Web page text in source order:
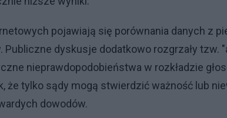
pojawiają się porównania danych z
Publiczne dyskusje dodatkowo rozgrzały tzw.
nieprawdopodobieństwa w rozkładzie
że tylko sądy mogą stwierdzić ważność lub
dowodów.